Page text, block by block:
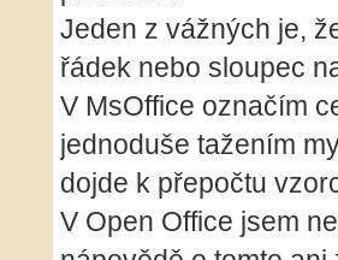
Jeden z vážných je,
řádek nebo sloupec
V MsOffice označím
jednoduše tažením
dojde k přepočtu
V Open Office jsem